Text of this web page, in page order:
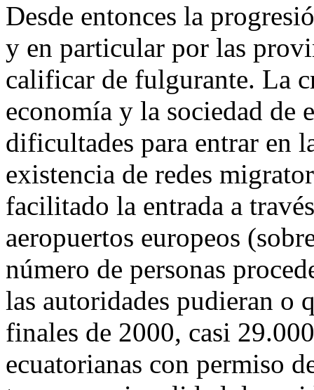
Desde entonces la
y en particular por las
calificar de fulgurante. La
economía y la sociedad de
dificultades para entrar en
existencia de redes
facilitado la entrada a
aeropuertos europeos
número de personas
las autoridades pudieran o
finales de 2000, casi
ecuatorianas con permiso